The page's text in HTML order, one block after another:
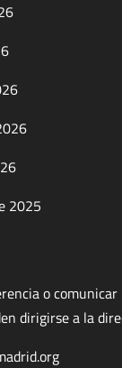
2025
o comunicar
dirigirse a la